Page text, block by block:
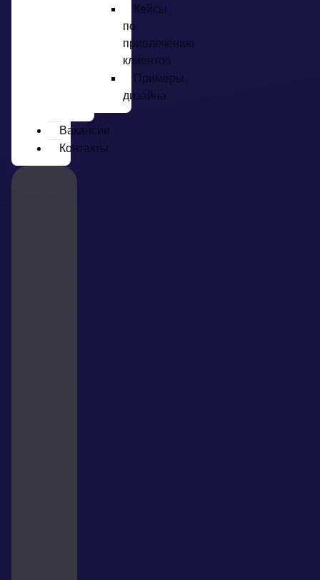
Кейсы
по
привлечению
клиентов
Примеры
дизайна
Вакансии
Контакты